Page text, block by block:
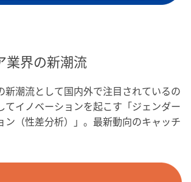
業界の新潮流
新潮流として国内外で注目されているの
てイノベーションを起こす「ジェンダー
ン（性差分析）」。最新動向のキャッチ